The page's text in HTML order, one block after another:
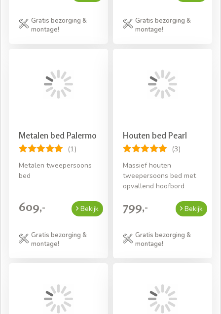
Gratis bezorging &
montage!
Gratis bezorging &
montage!
Metalen bed Palermo
(1)
Metalen tweepersoons
bed
609,- Bekijk
Gratis bezorging &
montage!
Houten bed Pearl
(3)
Massief houten
tweepersoons bed met
opvallend hoofbord
799,- Bekijk
Gratis bezorging &
montage!